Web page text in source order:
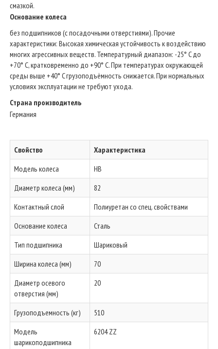
смазкой.
Основание колеса
без подшипников (с посадочными отверстиями). Прочие
характеристики: Высокая химическая устойчивость к воздействию
многих агрессивных веществ. Температурный диапазон: -25° C до
+70° C, кратковременно до +90° C. При температурах окружающей
среды выше +40° C грузоподъёмность снижается. При нормальных
условиях эксплуатации не требуют ухода.
Страна производитель
Германия
Свойство
Характеристика
Модель колеса
HB
Диаметр колеса (мм)
82
Контактный слой
Полиуретан со спец. свойствами
Основание колеса
Сталь
Тип подшипника
Шариковый
Ширина колеса (мм)
70
Диаметр осевого
отверстия (мм)
20
Грузоподъемность (кг)
510
Модель
шарикоподшипника
6204 ZZ